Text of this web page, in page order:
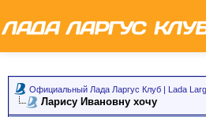
Официальный Лада Ларгус Клуб | Lada
Ларису Ивановну хочу